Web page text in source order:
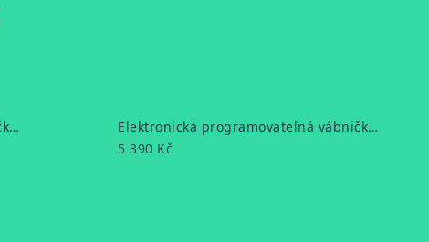
Elektronická programovateľná vábnička ICOtec Helion
Elektronická programovateľná vábnička ICOtec - GC500
5 390 Kč